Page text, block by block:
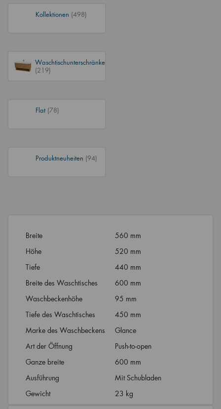
Kollektionen (498)
Waschtischunterschränke
(219)
Flat (78)
Produktneuheiten (94)
Breite
560 mm
Höhe
520 mm
Tiefe
440 mm
Breite des Waschtisches
600 mm
Waschbeckenhöhe
95 mm
Tiefe des Waschtisches
450 mm
Marke des Waschbeckens
Glance
Art der Öffnung
Push-to-open
Ganze breite
600 mm
Ausführung
Mit Schubladen
Gewicht
23 kg